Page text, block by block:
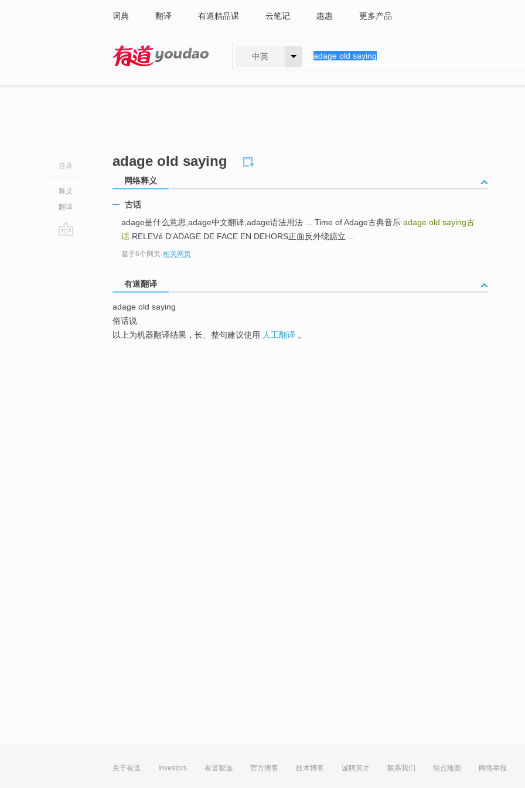
词典 翻译 有道精品课 云笔记 惠惠 更多产品
中英
目录
释义
翻译
adage old saying
网络释义
古话
adage是什么意思,adage中文翻译,adage语法用法 ... Time of Adage古典音乐 adage old saying古
话 RELEVé D'ADAGE DE FACE EN DEHORS正面反外绕踮立 ...
基于6个网页-相关网页
有道翻译
adage old saying
俗话说
以上为机器翻译结果，长、整句建议使用 人工翻译 。
关于有道 Investors 有道智选 官方博客 技术博客 诚聘英才 联系我们 站点地图 网络举报